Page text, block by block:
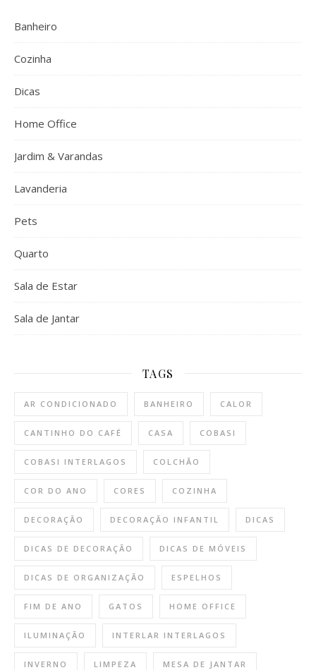
Banheiro
Cozinha
Dicas
Home Office
Jardim & Varandas
Lavanderia
Pets
Quarto
Sala de Estar
Sala de Jantar
TAGS
AR CONDICIONADO BANHEIRO CALOR
CANTINHO DO CAFÉ CASA COBASI
COBASI INTERLAGOS COLCHÃO
COR DO ANO CORES COZINHA
DECORAÇÃO DECORAÇÃO INFANTIL DICAS
DICAS DE DECORAÇÃO DICAS DE MÓVEIS
DICAS DE ORGANIZAÇÃO ESPELHOS
FIM DE ANO GATOS HOME OFFICE
ILUMINAÇÃO INTERLAR INTERLAGOS
INVERNO LIMPEZA MESA DE JANTAR